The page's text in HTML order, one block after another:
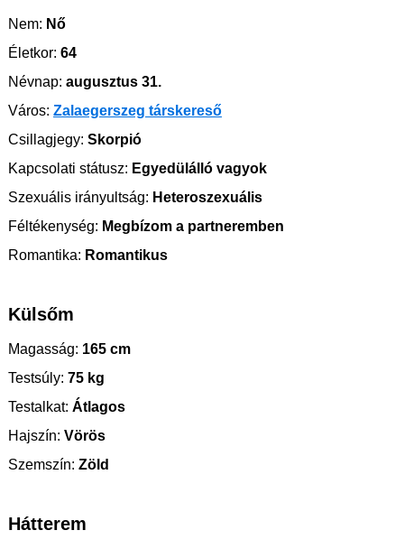
Nem: Nő
Életkor: 64
Névnap: augusztus 31.
Város: Zalaegerszeg társkereső
Csillagjegy: Skorpió
Kapcsolati státusz: Egyedülálló vagyok
Szexuális irányultság: Heteroszexuális
Féltékenység: Megbízom a partneremben
Romantika: Romantikus
Külsőm
Magasság: 165 cm
Testsúly: 75 kg
Testalkat: Átlagos
Hajszín: Vörös
Szemszín: Zöld
Hátterem